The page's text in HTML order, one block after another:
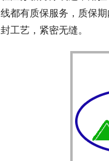
线都有质保服务，质保
封工艺，紧密无缝。